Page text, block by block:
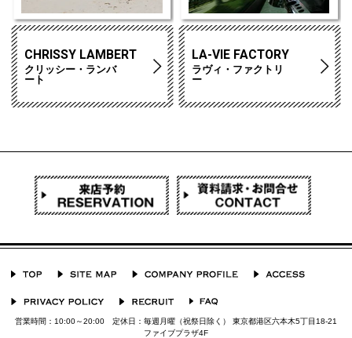
CHRISSY LAMBERT
クリッシー・ランバ
ート
LA-VIE FACTORY
ラヴィ・ファクトリ
ー
営業時間：10:00～20:00 定休日：毎週月曜（祝祭日除く） 東京都港区六本木5丁目18-21
ファイブプラザ4F